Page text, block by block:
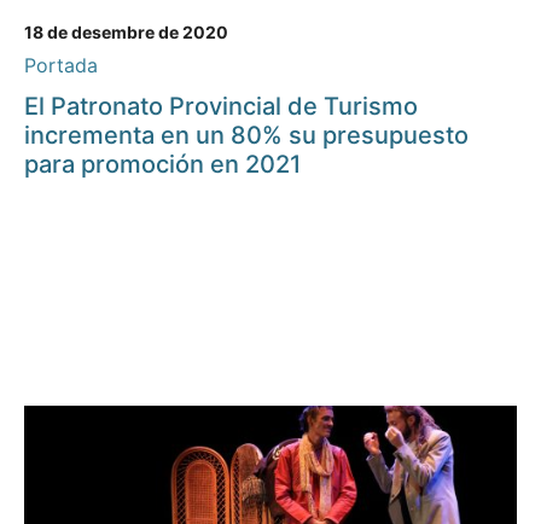
18 de desembre de 2020
Portada
El Patronato Provincial de Turismo
incrementa en un 80% su presupuesto
para promoción en 2021